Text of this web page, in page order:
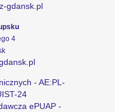
gdansk.pl
4
- AE:PL-
24
ePUAP -